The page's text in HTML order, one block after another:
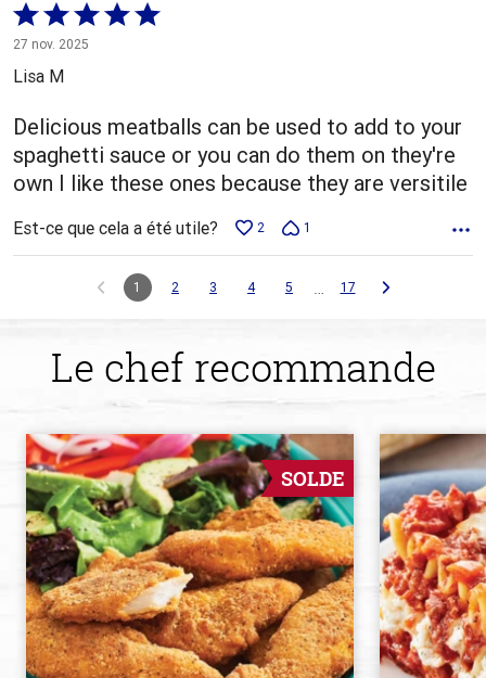
Coté
5 sur
5
27 nov. 2025
Lisa M
Delicious meatballs can be used to add to your
spaghetti sauce or you can do them on they're
own I like these ones because they are versitile
Est-ce que cela a été utile? 2 1
1 2 3 4 5 … 17
Le chef recommande
SOLDE